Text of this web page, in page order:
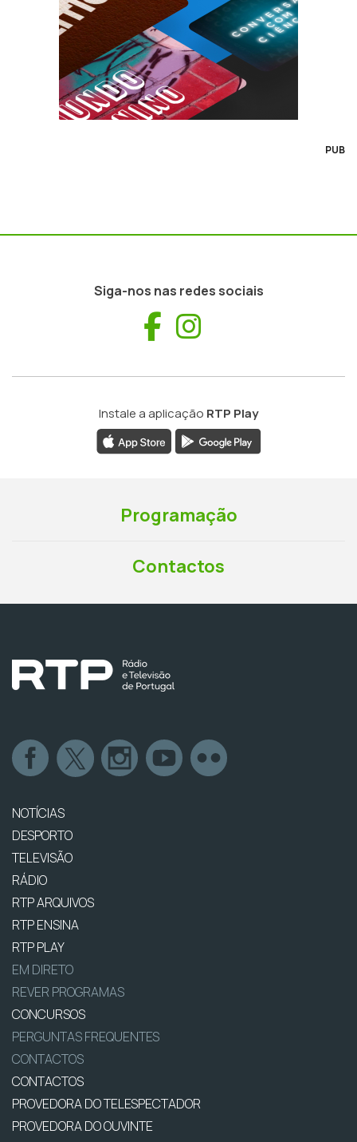
PUB
Siga-nos nas redes sociais
Facebook
Instale a aplicação RTP Play
Programação
Contactos
NOTÍCIAS
DESPORTO
TELEVISÃO
RÁDIO
RTP ARQUIVOS
RTP ENSINA
RTP PLAY
EM DIRETO
REVER PROGRAMAS
CONCURSOS
PERGUNTAS FREQUENTES
CONTACTOS
CONTACTOS
PROVEDORA DO TELESPECTADOR
PROVEDORA DO OUVINTE